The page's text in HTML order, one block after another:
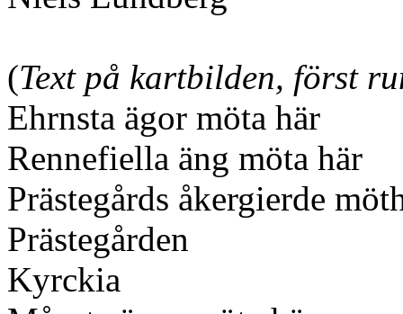
(Text på kartbilden, först
Ehrnsta ägor möta här
Rennefiella äng möta här
Prästegårds åkergierde
Prästegården
Kyrckia